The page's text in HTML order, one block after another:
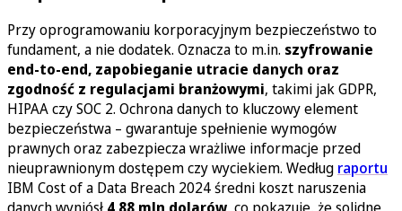
Przy oprogramowaniu korporacyjnym bezpieczeństwo to
fundament, a nie dodatek. Oznacza to m.in. szyfrowanie
end-to-end, zapobieganie utracie danych oraz
zgodność z regulacjami branżowymi, takimi jak GDPR,
HIPAA czy SOC 2. Ochrona danych to kluczowy element
bezpieczeństwa – gwarantuje spełnienie wymogów
prawnych oraz zabezpiecza wrażliwe informacje przed
nieuprawnionym dostępem czy wyciekiem. Według raportu
IBM Cost of a Data Breach 2024średni koszt naruszenia